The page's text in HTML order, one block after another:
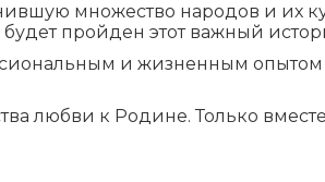
множество народов и их
пройден этот важный
и жизненным
любви к Родине. Только